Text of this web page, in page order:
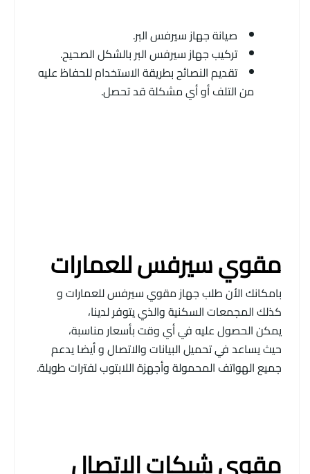
صيانة جهاز سيرفس البر.
تركيب جهاز سيرفس البر بالشكل الصحيح.
تقديم النصائح بطريقة الاستخدام للحفاظ عليه
من التلف أو أي مشكلة قد تحصل.
مقوي سيرفس للعمارات
بامكانك الأن طلب جهاز مقوي سيرفس للعمارات و
كذلك المجمعات السكنية والذي يتوفر لدينا،
يمكن الحصول عليه في أي وقت بأسعار مناسبة،
حيث يساعد في تحميل البيانات والاتصال و أيضا يدعم
جميع الهواتف المحمولة وأجهزة اللابتوب لفترات طويلة.
مقوي شبكات الاتصال